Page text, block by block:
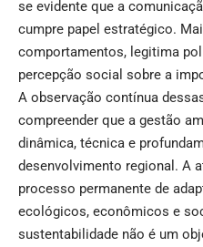
se evidente que a
cumpre papel estratégico.
comportamentos, legitima
percepção social sobre a
A observação contínua
compreender que a gestão
dinâmica, técnica e
desenvolvimento regional. A
processo permanente de
ecológicos, econômicos e
sustentabilidade não é um